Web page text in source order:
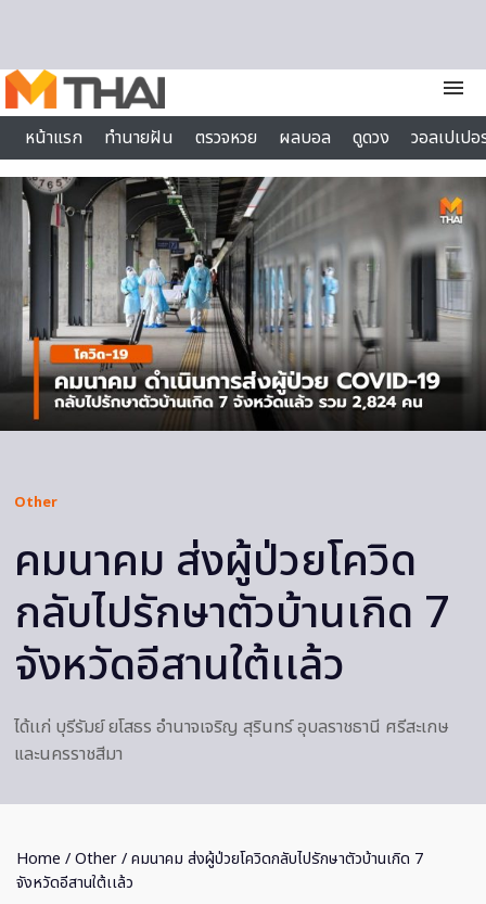
menu
หน้าแรก
ทำนายฝัน ตรวจหวย ผลบอล ดูดวง
วอลเปเป
ไลฟ์สไตล์
Other
คมนาคม ส่งผู้ป่วยโควิด
กลับไปรักษาตัวบ้านเกิด 7
จังหวัดอีสานใต้เเล้ว
ได้เเก่ บุรีรัมย์ ยโสธร อำนาจเจริญ สุรินทร์ อุบลราชธานี ศรีสะเกษ
และนครราชสีมา
Home /Other/ คมนาคม ส่งผู้ป่วยโควิดกลับไปรักษาตัวบ้านเกิด 7
จังหวัดอีสานใต้เเล้ว